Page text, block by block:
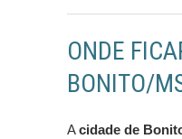
ONDE
BONITO/
Acidade de